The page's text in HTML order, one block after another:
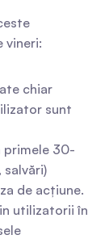
vineri:
chiar
sunt
30-
de acțiune.
utilizatorii în